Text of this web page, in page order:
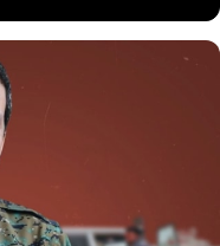
elebaşı Mazlum
"hazırlık
belirterek, terör
Öcalan ile olası
"Evet, olabilir"